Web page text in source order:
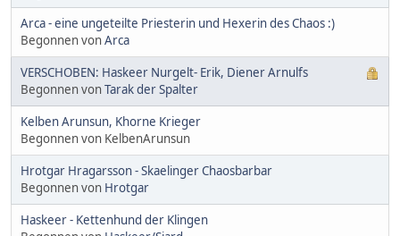
Arca - eine ungeteilte Priesterin und Hexerin des Chaos :)
Begonnen vonArca
VERSCHOBEN: Haskeer Nurgelt- Erik, Diener Arnulfs
Begonnen vonTarak der Spalter
Kelben Arunsun, Khorne Krieger
Begonnen von KelbenArunsun
Hrotgar Hragarsson - Skaelinger Chaosbarbar
Begonnen von Hrotgar
Haskeer - Kettenhund der Klingen